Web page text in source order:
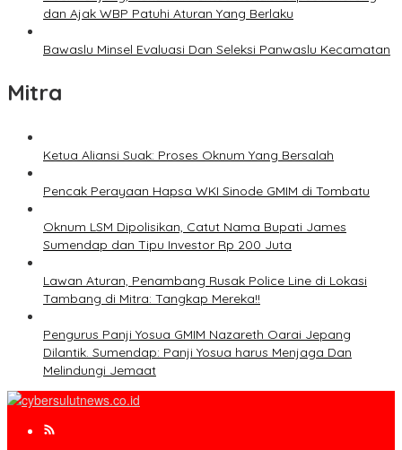
dan Ajak WBP Patuhi Aturan Yang Berlaku
Bawaslu Minsel Evaluasi Dan Seleksi Panwaslu Kecamatan
Mitra
Ketua Aliansi Suak: Proses Oknum Yang Bersalah
Pencak Perayaan Hapsa WKI Sinode GMIM di Tombatu
Oknum LSM Dipolisikan, Catut Nama Bupati James
Sumendap dan Tipu Investor Rp 200 Juta
Lawan Aturan, Penambang Rusak Police Line di Lokasi
Tambang di Mitra: Tangkap Mereka!!
Pengurus Panji Yosua GMIM Nazareth Oarai Jepang
Dilantik. Sumendap: Panji Yosua harus Menjaga Dan
Melindungi Jemaat